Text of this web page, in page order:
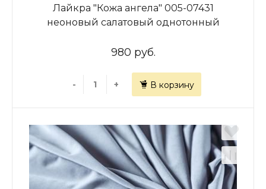
Лайкра "Кожа ангела" 005-07431
неоновый салатовый однотонный
980 руб.
- + В корзину